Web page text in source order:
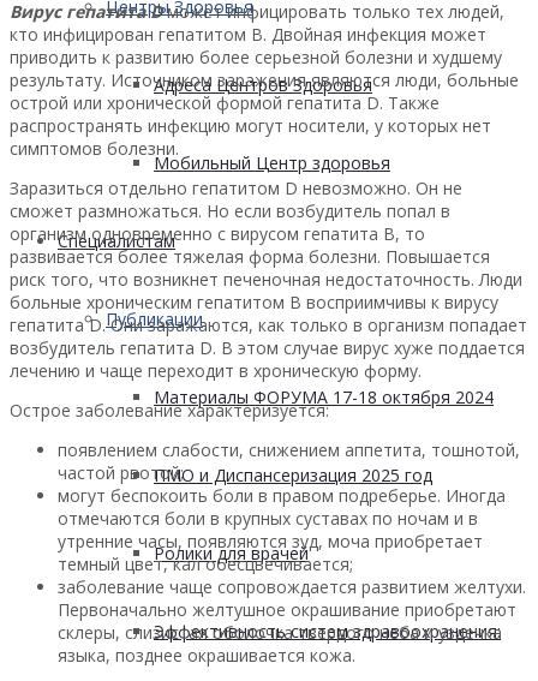
Центры Здоровья
Адреса Центров Здоровья
Мобильный Центр здоровья
Cпециалистам
Публикации
Материалы ФОРУМА 17-18 октября 2024
ПМО и Диспансеризация 2025 год
Ролики для врачей
Эффективность систем здравоохранения:
Вирус гепатита Dможет инфицировать только тех людей,
кто инфицирован гепатитом B. Двойная инфекция может
приводить к развитию более серьезной болезни и худшему
результату. Источником заражения являются люди, больные
острой или хронической формой гепатита D. Также
распространять инфекцию могут носители, у которых нет
симптомов болезни.
Заразиться отдельно гепатитом D невозможно. Он не
сможет размножаться. Но если возбудитель попал в
организм одновременно с вирусом гепатита В, то
развивается более тяжелая форма болезни. Повышается
риск того, что возникнет печеночная недостаточность. Люди
больные хроническим гепатитом В восприимчивы к вирусу
гепатита D. Они заражаются, как только в организм попадает
возбудитель гепатита D. В этом случае вирус хуже поддается
лечению и чаще переходит в хроническую форму.
Острое заболевание характеризуется:
появлением слабости, снижением аппетита, тошнотой,
частой рвотой;
могут беспокоить боли в правом подреберье. Иногда
отмечаются боли в крупных суставах по ночам и в
утренние часы, появляются зуд, моча приобретает
темный цвет, кал обесцвечивается;
заболевание чаще сопровождается развитием желтухи.
Первоначально желтушное окрашивание приобретают
склеры, слизистая оболочка твердого неба и уздечка
языка, позднее окрашивается кожа.